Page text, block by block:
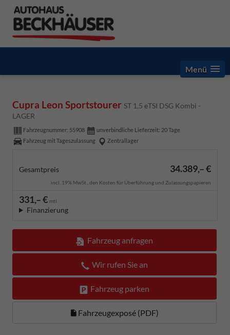
Menü
Cupra Leon Sportstourer ST 1,5 eTSI DSG Kombi -
LAGER
Fahrzeugnummer: 55908 unverbindliche Lieferzeit: 20 Tage
Fahrzeug mit Tageszulassung
Zentrallager
Gesamtpreis 34.389,– €
incl. 19% MwSt., den Kosten für Überführung und Zulassungspapieren
331,– € mtl.
Finanzierung
Fahrzeug anfragen
Wir rufen Sie an
Fahrzeug parken
Fahrzeugexposé (PDF)